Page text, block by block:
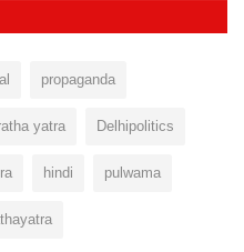
propaganda
yatra Delhipolitics
hindi pulwama